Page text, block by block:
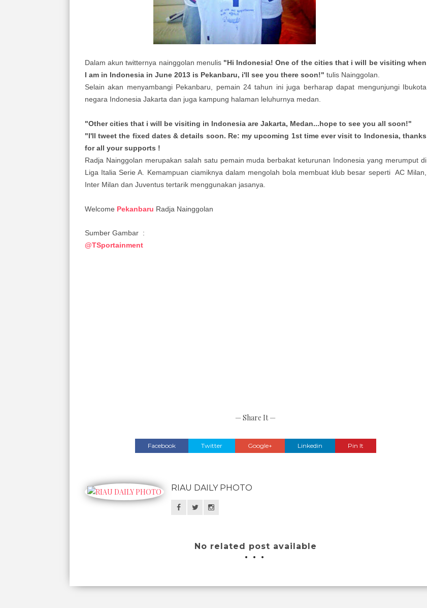
Dalam akun twitternya nainggolan menulis "Hi Indonesia! One of the cities that i will be visiting when
I am in Indonesia in June 2013 is Pekanbaru, i'll see you there soon!" tulis Nainggolan.
Selain akan menyambangi Pekanbaru, pemain 24 tahun ini juga berharap dapat mengunjungi Ibukota
negara Indonesia Jakarta dan juga kampung halaman leluhurnya medan.
"Other cities that i will be visiting in Indonesia are Jakarta, Medan...hope to see you all soon!"
"I'll tweet the fixed dates & details soon. Re: my upcoming 1st time ever visit to Indonesia, thanks
for all your supports !
Radja Nainggolan merupakan salah satu pemain muda berbakat keturunan Indonesia yang merumput di
Liga Italia Serie A. Kemampuan ciamiknya dalam mengolah bola membuat klub besar seperti AC Milan,
Inter Milan dan Juventus tertarik menggunakan jasanya.
Welcome Pekanbaru Radja Nainggolan
Sumber Gambar :
@TSportainment
— Share It —
Facebook Twitter Google+ Linkedin Pin It
RIAU DAILY PHOTO
No related post available